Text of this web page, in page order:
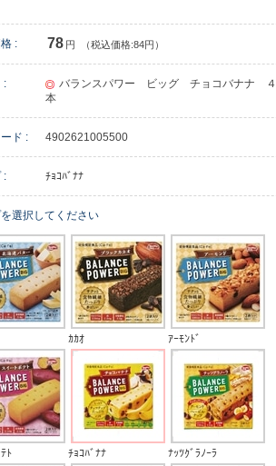
: 78 円 （税込価格:84円）
:
バランスパワー ビッグ チョコバナナ ４
本
ド : 4902621005500
: ﾁｮｺﾊﾞﾅﾅ
選択してください
ｶｶｵ ｱｰﾓﾝﾄﾞ
ﾄ ﾁｮｺﾊﾞﾅﾅ ﾅｯﾂｸﾞﾗﾉｰﾗ